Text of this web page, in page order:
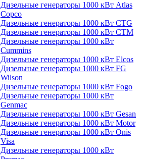
Дизельные генераторы 1000 кВт Atlas
Copco
Дизельные генераторы 1000 кВт CTG
Дизельные генераторы 1000 кВт CTM
Дизельные генераторы 1000 кВт
Cummins
Дизельные генераторы 1000 кВт Elcos
Дизельные генераторы 1000 кВт FG
Wilson
Дизельные генераторы 1000 кВт Fogo
Дизельные генераторы 1000 кВт
Genmac
Дизельные генераторы 1000 кВт Gesan
Дизельные генераторы 1000 кВт Motor
Дизельные генераторы 1000 кВт Onis
Visa
Дизельные генераторы 1000 кВт